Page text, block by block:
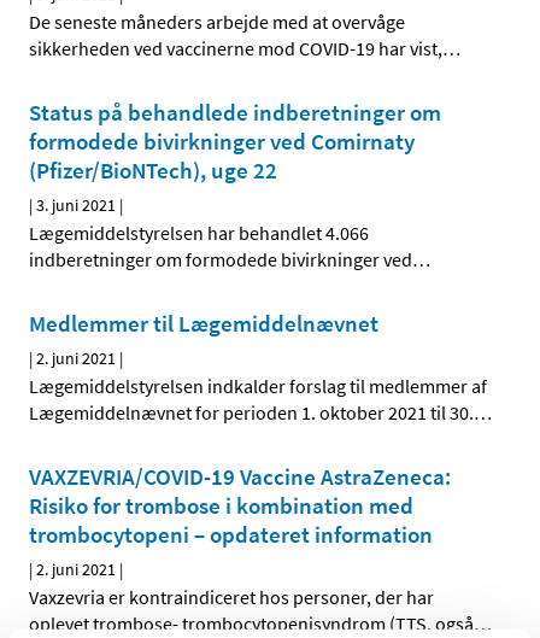
De seneste måneders arbejde med at overvåge
sikkerheden ved vaccinerne mod COVID-19 har vist,…
Status på behandlede indberetninger om
formodede bivirkninger ved Comirnaty
(Pfizer/BioNTech), uge 22
|3. juni 2021 |
Lægemiddelstyrelsen har behandlet 4.066
indberetninger om formodede bivirkninger ved…
Medlemmer til Lægemiddelnævnet
|2. juni 2021 |
Lægemiddelstyrelsen indkalder forslag til medlemmer af
Lægemiddelnævnet for perioden 1. oktober 2021 til 30.…
VAXZEVRIA/COVID-19 Vaccine AstraZeneca:
Risiko for trombose i kombination med
trombocytopeni – opdateret information
|2. juni 2021 |
Vaxzevria er kontraindiceret hos personer, der har
oplevet trombose- trombocytopenisyndrom (TTS, også…